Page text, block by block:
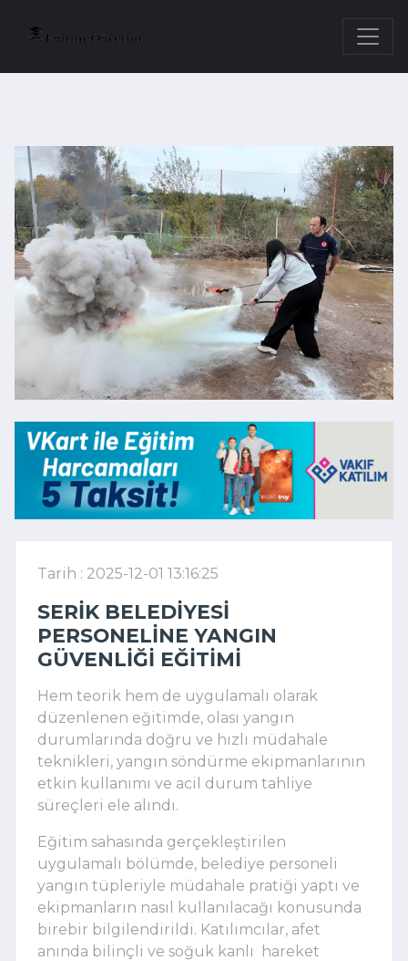
Tarih : 2025-12-01 13:16:25
SERIK BELEDIYESI
PERSONELINE YANGIN
GÜVENLIĞI EĞITIMI
Hem teorik hem de uygulamalı olarak
düzenlenen eğitimde, olası yangın
durumlarında doğru ve hızlı müdahale
teknikleri, yangın söndürme ekipmanlarının
etkin kullanımı ve acil durum tahliye
süreçleri ele alındı.
Eğitim sahasında gerçekleştirilen
uygulamalı bölümde, belediye personeli
yangın tüpleriyle müdahale pratiği yaptı ve
ekipmanların nasıl kullanılacağı konusunda
birebir bilgilendirildi. Katılımcılar, afet
anında bilinçli ve soğuk kanlı hareket